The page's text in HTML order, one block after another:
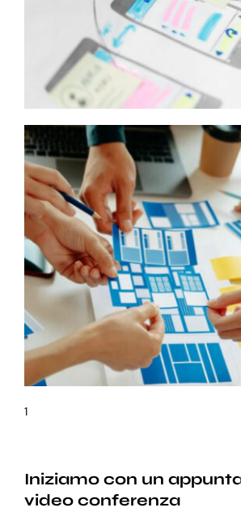
1
Iniziamo con un
video conferenza